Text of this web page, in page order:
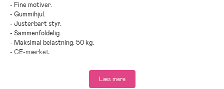
- Fine motiver.
- Gummihjul.
- Justerbart styr.
- Sammenfoldelig.
- Maksimal belastning: 50 kg.
- CE-mærket.
Læs mere